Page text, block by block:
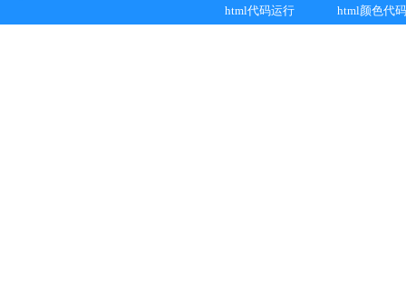
html代码运行
html颜色代码